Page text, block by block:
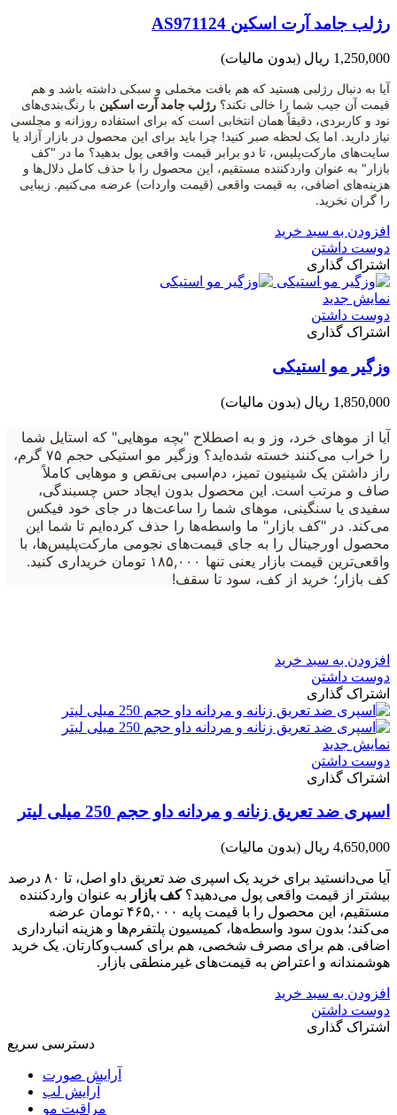
رژلب جامد آرت اسکین AS971124
1,250,000 ریال
(بدون مالیات)
آیا به دنبال رژلبی هستید که هم بافت مخملی و سبکی داشته باشد و هم
قیمت آن جیب شما را خالی نکند؟ رژلب جامد آرت اسکین با رنگ‌بندی‌های
نود و کاربردی، دقیقاً همان انتخابی است که برای استفاده روزانه و مجلسی
نیاز دارید. اما یک لحظه صبر کنید! چرا باید برای این محصول در بازار آزاد یا
سایت‌های مارکت‌پلیس، تا دو برابر قیمت واقعی پول بدهید؟ ما در "کف
بازار" به عنوان واردکننده مستقیم، این محصول را با حذف کامل دلال‌ها و
هزینه‌های اضافی، به قیمت واقعی (قیمت واردات) عرضه می‌کنیم. زیبایی
را گران نخرید.
افزودن به سبد خرید
دوست داشتن
اشتراک گذاری
نمایش جدید
دوست داشتن
اشتراک گذاری
وزگیر مو استیکی
1,850,000 ریال (بدون مالیات)
آیا از موهای خرد، وز و به اصطلاح "بچه موهایی" که استایل شما
را خراب می‌کنند خسته شده‌اید؟ وزگیر مو استیکی حجم ۷۵ گرم،
راز داشتن یک شینیون تمیز، دم‌اسبی بی‌نقص و موهایی کاملاً
صاف و مرتب است. این محصول بدون ایجاد حس چسبندگی،
سفیدی یا سنگینی، موهای شما را ساعت‌ها در جای خود فیکس
می‌کند. در "کف بازار" ما واسطه‌ها را حذف کرده‌ایم تا شما این
محصول اورجینال را به جای قیمت‌های نجومی مارکت‌پلیس‌ها، با
واقعی‌ترین قیمت بازار یعنی تنها ۱۸۵,۰۰۰ تومان خریداری کنید.
کف بازار؛ خرید از کف، سود تا سقف!
افزودن به سبد خرید
دوست داشتن
اشتراک گذاری
نمایش جدید
دوست داشتن
اشتراک گذاری
اسپری ضد تعریق زنانه و مردانه داو حجم 250 میلی لیتر
4,650,000 ریال (بدون مالیات)
آیا می‌دانستید برای خرید یک اسپری ضد تعریق داو اصل، تا ۸۰ درصد
بیشتر از قیمت واقعی پول می‌دهید؟کف بازار به عنوان واردکننده
مستقیم، این محصول را با قیمت پایه ۴۶۵,۰۰۰ تومان عرضه
می‌کند؛ بدون سود واسطه‌ها، کمیسیون پلتفرم‌ها و هزینه انبارداری
اضافی. هم برای مصرف شخصی، هم برای کسب‌وکارتان. یک خرید
هوشمندانه و اعتراض به قیمت‌های غیرمنطقی بازار.
افزودن به سبد خرید
دوست داشتن
اشتراک گذاری
دسترسی سریع
آرایش صورت
آرایش لب
مراقبت مو